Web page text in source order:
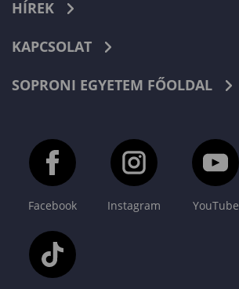
HÍREK
KAPCSOLAT
SOPRONI EGYETEM FŐOLDAL
Facebook Instagram YouTube